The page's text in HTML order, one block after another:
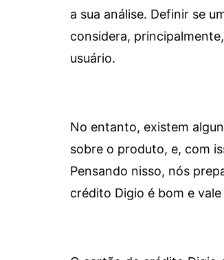
a sua análise. Definir se
considera,
usuário.
No entanto, existem
sobre o produto, e, com
Pensando nisso, nós
crédito Digio é bom e vale